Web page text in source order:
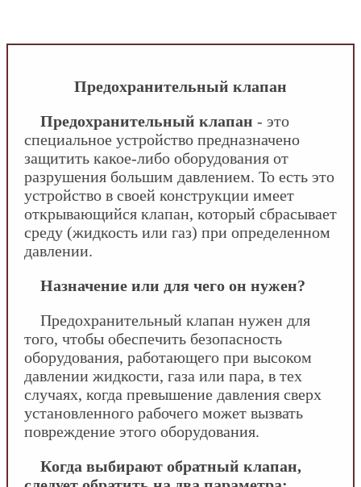
Предохранительный клапан
Предохранительный клапан - это
специальное устройство предназначено
защитить какое-либо оборудования от
разрушения большим давлением. То есть это
устройство в своей конструкции имеет
открывающийся клапан, который сбрасывает
среду (жидкость или газ) при определенном
давлении.
Назначение или для чего он нужен?
Предохранительный клапан нужен для
того, чтобы обеспечить безопасность
оборудования, работающего при высоком
давлении жидкости, газа или пара, в тех
случаях, когда превышение давления сверх
установленного рабочего может вызвать
повреждение этого оборудования.
Когда выбирают обратный клапан,